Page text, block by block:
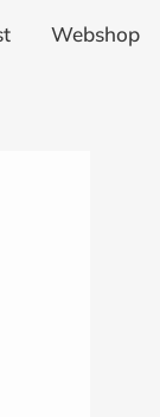
Webshop